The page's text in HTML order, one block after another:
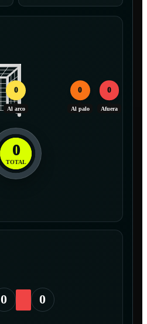
0
Al arco
0
Al palo
0
Afuera
0
TOTAL
0 0